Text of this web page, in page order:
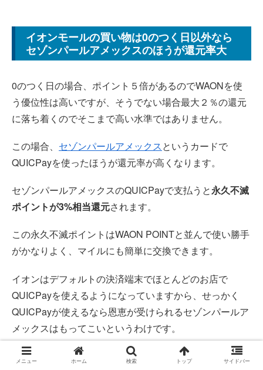
イオンモールの買い物は0のつく日以外なら
セゾンパールアメックスのほうが還元率大
0のつく日の場合、ポイント５倍があるのでWAONを使
う優位性は高いですが、そうでない場合最大２％の還元
に落ち着くのでそこまで高い水準ではありません。
この場合、 セゾンパールアメックスというカードで
QUICPayを使ったほうが還元率が高くなります。
セゾンパールアメックスのQUICPayで支払うと永久不滅
ポイントが3%相当還元されます。
この永久不滅ポイントはWAON POINTと並んで使い勝手
がかなりよく、マイルにも簡単に交換できます。
イオンはデフォルトの決済端末でほとんどのお店で
QUICPayを使えるようになっていますから、せっかく
QUICPayが使えるなら恩恵が受けられるセゾンパールア
メックスはもってこいというわけです。
セゾンパールアメックスの詳細についてはこちら
でまと
メニュー ホーム 検索 トップ サイドバー